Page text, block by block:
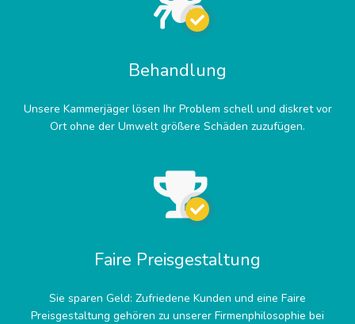
Behandlung
Unsere Kammerjäger lösen Ihr Problem schell und diskret vor
Ort ohne der Umwelt größere Schäden zuzufügen.
Faire Preisgestaltung
Sie sparen Geld: Zufriedene Kunden und eine Faire
Preisgestaltung gehören zu unserer Firmenphilosophie bei